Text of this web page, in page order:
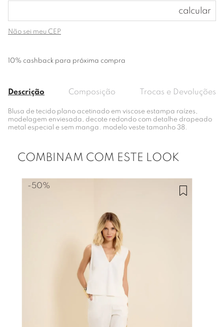
Não sei meu CEP
10% cashback para próxima compra
Descrição Composição Trocas e Devoluções
Blusa de tecido plano acetinado em viscose estampa raízes,
modelagem enviesada, decote redondo com detalhe drapeado
metal especial e sem manga. modelo veste tamanho 38.
COMBINAM COM ESTE LOOK
-50%